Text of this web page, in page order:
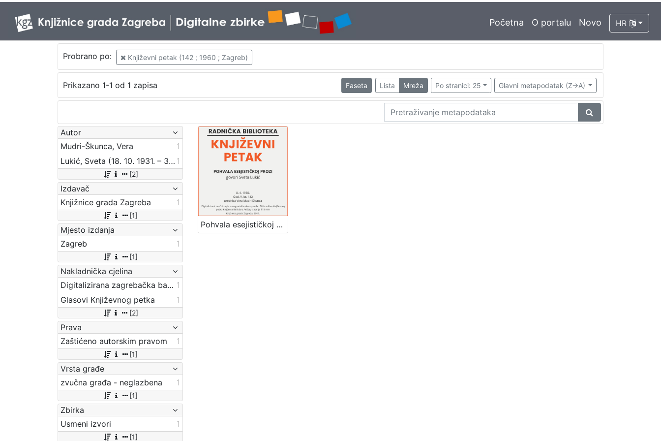
Početna O portalu Novo HR
Probrano po: Književni petak (142 ; 1960 ; Zagreb)
Prikazano 1-1 od 1 zapisa Faseta Lista Mreža Po stranici: 25 Glavni metapodatak (Z->A)
Autor
Mudri-Škunca, Vera
1
Lukić, Sveta (18. 10. 1931. – 31. 01. 1997.) 1
[2]
Izdavač
Knjižnice grada Zagreba
1
[1]
Mjesto izdanja
Zagreb
1
[1]
Nakladnička cjelina
Digitalizirana zagrebačka baština 1
Glasovi Književnog petka
1
[2]
Prava
Zaštićeno autorskim pravom
1
[1]
Vrsta građe
zvučna građa - neglazbena
1
[1]
Zbirka
Usmeni izvori
1
[1]
Pohvala esejističkoj prozi : Književni petak, 8. 4. 1960., Radnički dom, dvorana H / govori Sveta Lukić ; urednica Vera Mudri-Škunca